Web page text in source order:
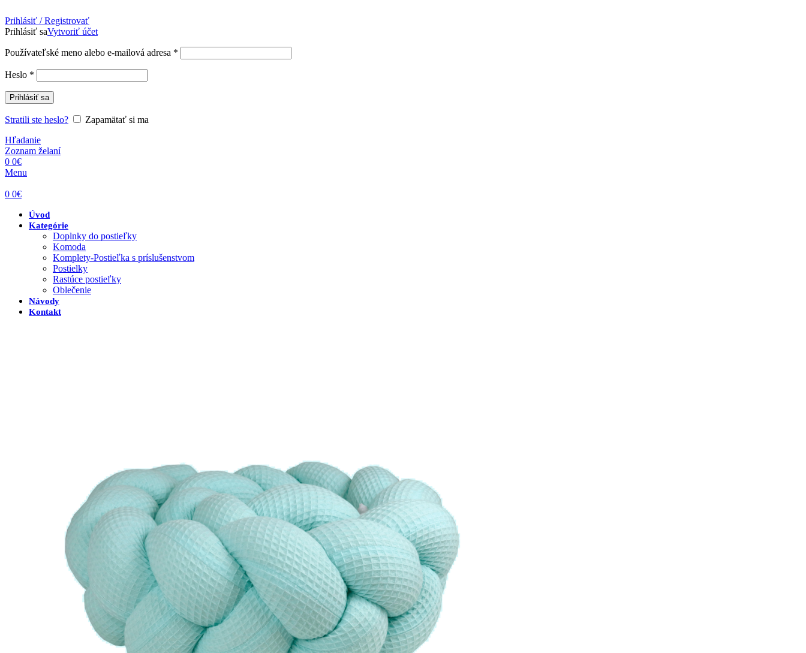
Prihlásiť / Registrovať
Prihlásiť saVytvoriť účet
Používateľské meno alebo e-mailová adresa *
Heslo *
Prihlásiť sa
Stratili ste heslo?
Zapamätať si ma
Hľadanie
Zoznam želaní
0 0€
Menu
0 0€
Úvod
Kategórie
Doplnky do postieľky
Komoda
Komplety-Postieľka s príslušenstvom
Postielky
Rastúce postieľky
Oblečenie
Návody
Kontakt